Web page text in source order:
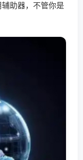
助器，不管你是